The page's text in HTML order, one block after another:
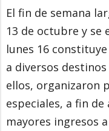
El fin de semana
13 de octubre y se
lunes 16
a diversos
ellos, organizaron
especiales, a fin
mayores ingresos